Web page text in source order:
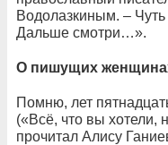
Водолазкиным. –
Дальше смотри…».
О пишущих
Помню, лет
(«Всё, что вы хотели,
прочитал Алису